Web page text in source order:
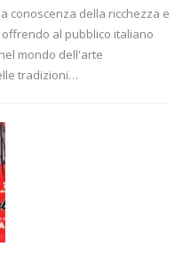
conoscenza della ricchezza e
al pubblico italiano
mondo dell'arte
tradizioni…